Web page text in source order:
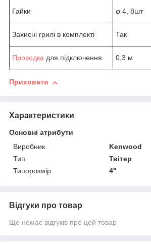
Гайки φ 4, 8шт
Захисні грилі в комплекті Так
Проводка для підключення 0,3 м
Приховати
Характеристики
Основні атрибути
Виробник
Kenwood
Тип
Твітер
Типорозмір
4"
Відгуки про товар
Ще немає відгуків про цей товар